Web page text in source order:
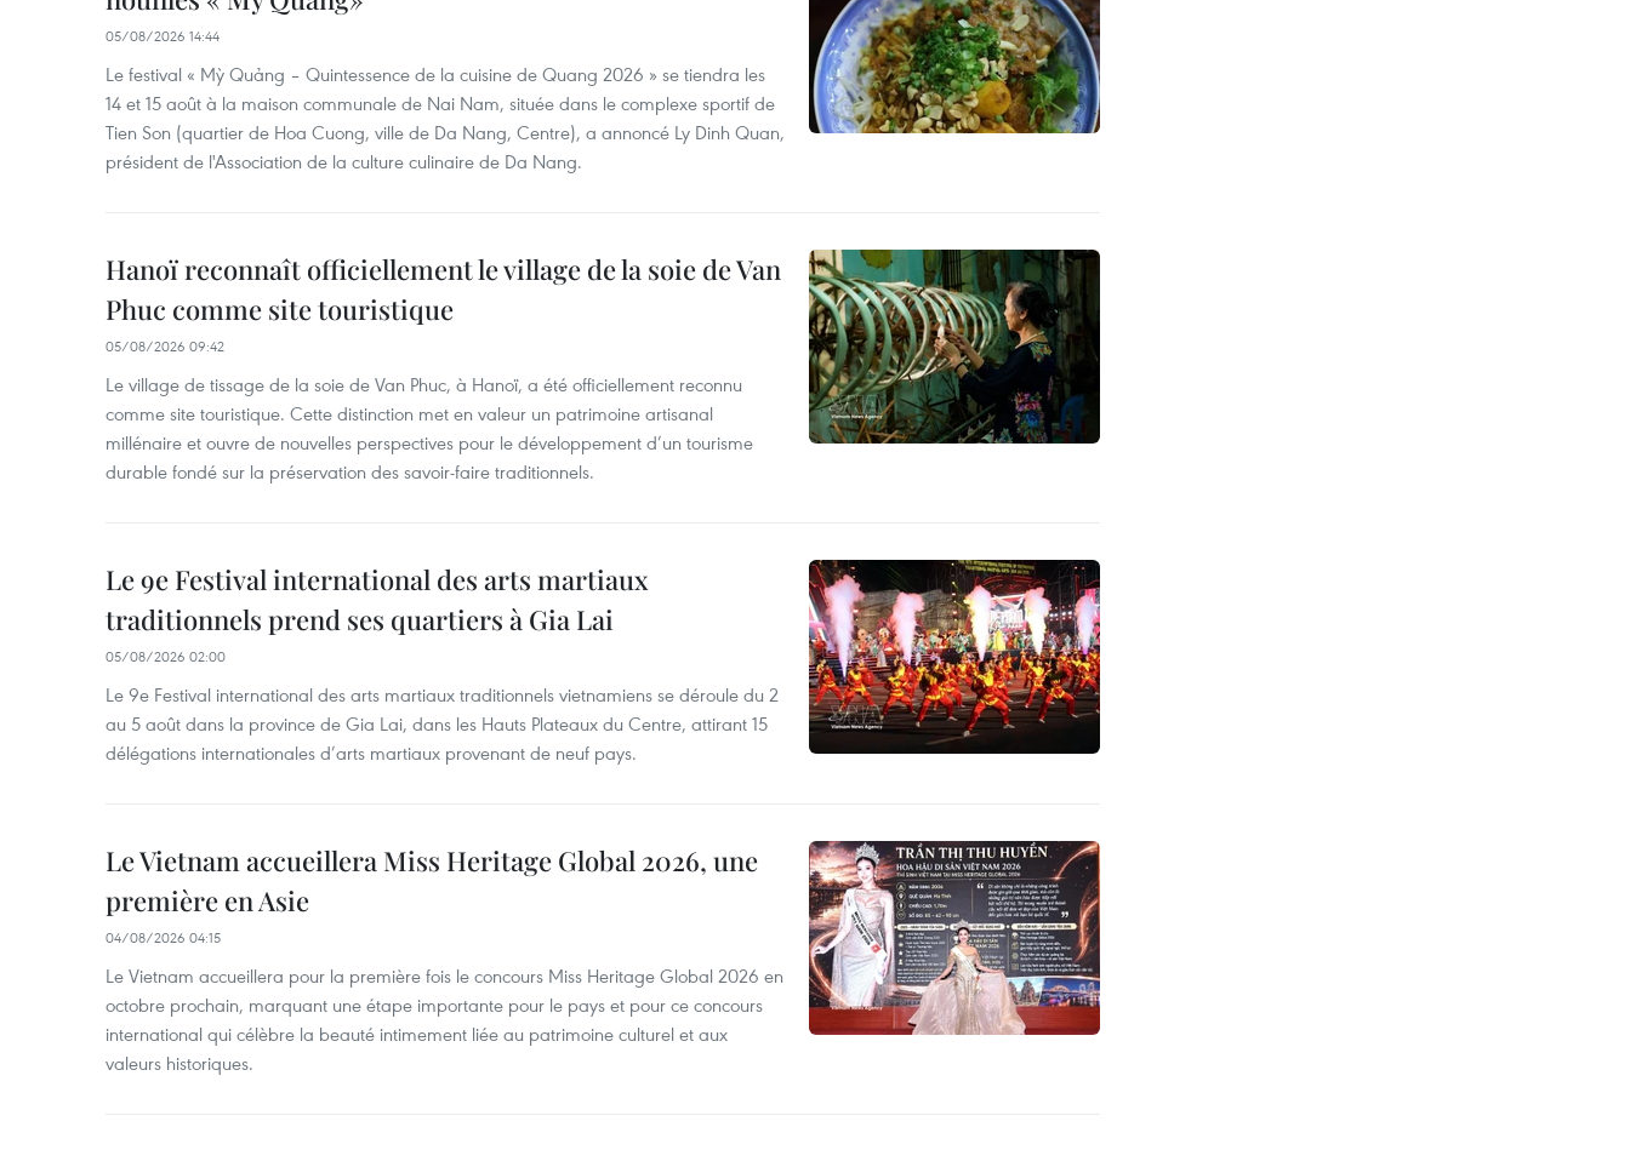
05/08/2026 14:44
Le festival « Mỳ Quảng – Quintessence de la cuisine de Quang 2026 » se tiendra les
14 et 15 août à la maison communale de Nai Nam, située dans le complexe sportif de
Tien Son (quartier de Hoa Cuong, ville de Da Nang, Centre), a annoncé Ly Dinh Quan,
président de l'Association de la culture culinaire de Da Nang.
Hanoï reconnaît officiellement le village de la soie de Van
Phuc comme site touristique
05/08/2026 09:42
Le village de tissage de la soie de Van Phuc, à Hanoï, a été officiellement reconnu
comme site touristique. Cette distinction met en valeur un patrimoine artisanal
millénaire et ouvre de nouvelles perspectives pour le développement d’un tourisme
durable fondé sur la préservation des savoir-faire traditionnels.
Le 9e Festival international des arts martiaux
traditionnels prend ses quartiers à Gia Lai
05/08/2026 02:00
Le 9e Festival international des arts martiaux traditionnels vietnamiens se déroule du 2
au 5 août dans la province de Gia Lai, dans les Hauts Plateaux du Centre, attirant 15
délégations internationales d’arts martiaux provenant de neuf pays.
Le Vietnam accueillera Miss Heritage Global 2026, une
première en Asie
04/08/2026 04:15
Le Vietnam accueillera pour la première fois le concours Miss Heritage Global 2026 en
octobre prochain, marquant une étape importante pour le pays et pour ce concours
international qui célèbre la beauté intimement liée au patrimoine culturel et aux
valeurs historiques.